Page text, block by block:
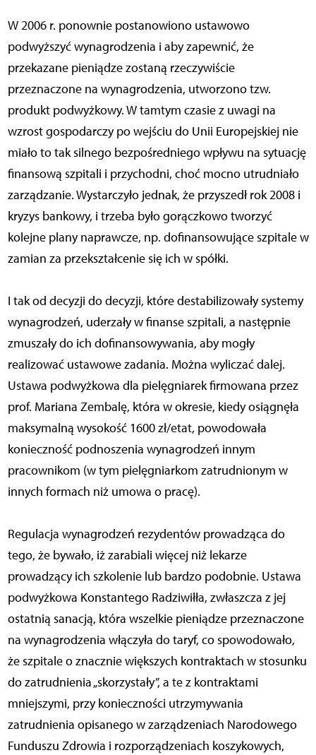
W 2006 r. ponownie postanowiono ustawowo
podwyższyć wynagrodzenia i aby zapewnić, że
przekazane pieniądze zostaną rzeczywiście
przeznaczone na wynagrodzenia, utworzono tzw.
produkt podwyżkowy. W tamtym czasie z uwagi na
wzrost gospodarczy po wejściu do Unii Europejskiej nie
miało to tak silnego bezpośredniego wpływu na sytuację
finansową szpitali i przychodni, choć mocno utrudniało
zarządzanie. Wystarczyło jednak, że przyszedł rok 2008 i
kryzys bankowy, i trzeba było gorączkowo tworzyć
kolejne plany naprawcze, np. dofinansowujące szpitale w
zamian za przekształcenie się ich w spółki.
I tak od decyzji do decyzji, które destabilizowały systemy
wynagrodzeń, uderzały w finanse szpitali, a następnie
zmuszały do ich dofinansowywania, aby mogły
realizować ustawowe zadania. Można wyliczać dalej.
Ustawa podwyżkowa dla pielęgniarek firmowana przez
prof. Mariana Zembalę, która w okresie, kiedy osiągnęła
maksymalną wysokość 1600 zł/etat, powodowała
konieczność podnoszenia wynagrodzeń innym
pracownikom (w tym pielęgniarkom zatrudnionym w
innych formach niż umowa o pracę).
Regulacja wynagrodzeń rezydentów prowadząca do
tego, że bywało, iż zarabiali więcej niż lekarze
prowadzący ich szkolenie lub bardzo podobnie. Ustawa
podwyżkowa Konstantego Radziwiłła, zwłaszcza z jej
ostatnią sanacją, która wszelkie pieniądze przeznaczone
na wynagrodzenia włączyła do taryf, co spowodowało,
że szpitale o znacznie większych kontraktach w stosunku
do zatrudnienia „skorzystały”, a te z kontraktami
mniejszymi, przy konieczności utrzymywania
zatrudnienia opisanego w zarządzeniach Narodowego
Funduszu Zdrowia i rozporządzeniach koszykowych,